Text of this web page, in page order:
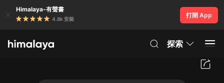
Himalaya-有聲書
4.8k 安裝
打開 App
探索